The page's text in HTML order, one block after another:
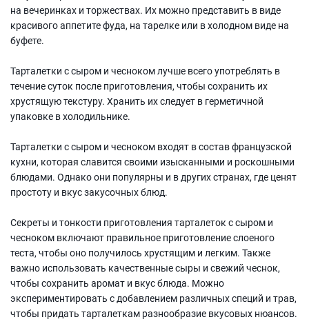
на вечеринках и торжествах. Их можно представить в виде
красивого аппетите фуда, на тарелке или в холодном виде на
буфете.
Тарталетки с сыром и чесноком лучше всего употреблять в
течение суток после приготовления, чтобы сохранить их
хрустящую текстуру. Хранить их следует в герметичной
упаковке в холодильнике.
Тарталетки с сыром и чесноком входят в состав французской
кухни, которая славится своими изысканными и роскошными
блюдами. Однако они популярны и в других странах, где ценят
простоту и вкус закусочных блюд.
Секреты и тонкости приготовления тарталеток с сыром и
чесноком включают правильное приготовление слоеного
теста, чтобы оно получилось хрустящим и легким. Также
важно использовать качественные сыры и свежий чеснок,
чтобы сохранить аромат и вкус блюда. Можно
экспериментировать с добавлением различных специй и трав,
чтобы придать тарталеткам разнообразие вкусовых нюансов.